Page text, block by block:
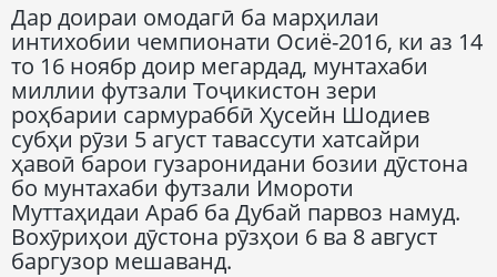
Дар доираи омодагӣ ба марҳилаи
интихобии чемпионати Осиё-2016, ки аз 14
то 16 ноябр доир мегардад, мунтахаби
миллии футзали Тоҷикистон зери
роҳбарии сармураббӣ Ҳусейн Шодиев
субҳи рӯзи 5 агуст тавассути хатсайри
ҳавоӣ барои гузаронидани бозии дӯстона
бо мунтахаби футзали Имороти
Муттаҳидаи Араб ба Дубай парвоз намуд.
Вохӯриҳои дӯстона рӯзҳои 6 ва 8 август
баргузор мешаванд.